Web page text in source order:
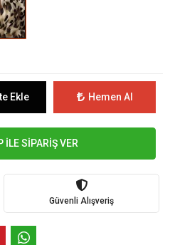
Ekle Hemen Al
İLE SİPARİŞ VER
Güvenli Alışveriş